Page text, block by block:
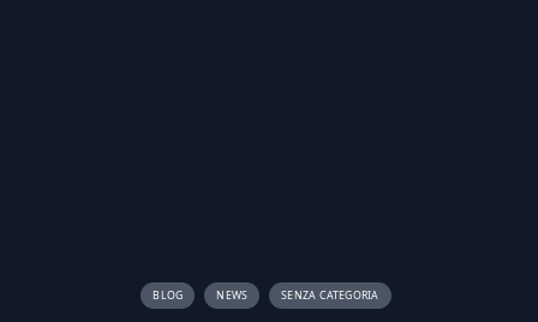
BLOG NEWS SENZA CATEGORIA